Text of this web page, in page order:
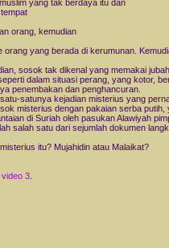
yang tak berdaya itu dan
orang, kemudian
orang yang berada di kerumunan.
sosok tak dikenal yang memakai
dalam situasi perang, yang kotor,
penembakan dan penghancuran.
satunya kejadian misterius yang
misterius dengan pakaian serba putih,
di Suriah oleh pasukan Alawiyah
salah satu dari sejumlah dokumen
itu? Mujahidin atau Malaikat?
video 3